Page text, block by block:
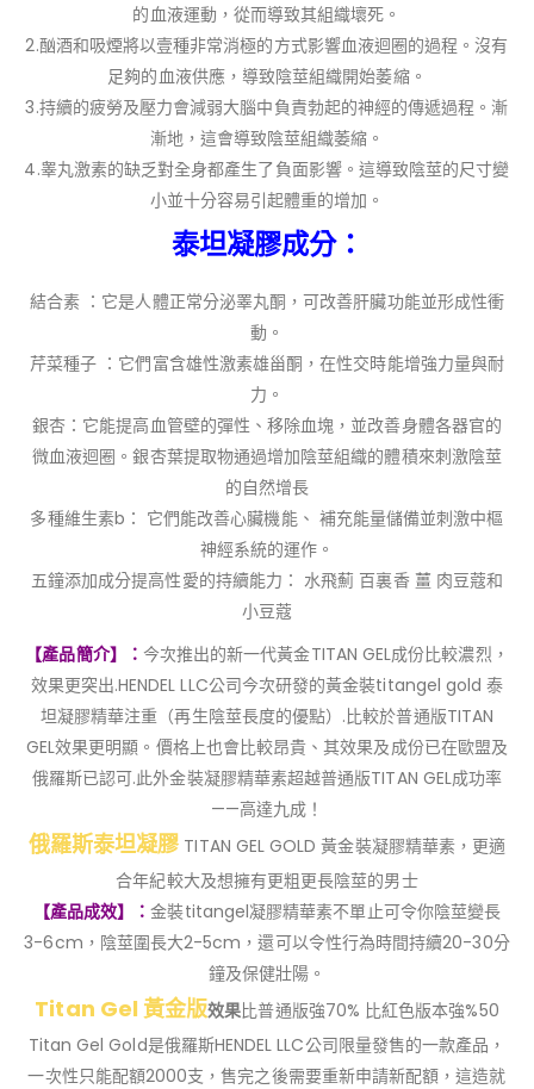
的血液運動，從而導致其組織壞死。
2.酗酒和吸煙將以壹種非常消極的方式影響血液迴圈的過程。沒有
足夠的血液供應，導致陰莖組織開始萎縮。
3.持續的疲勞及壓力會減弱大腦中負責勃起的神經的傳遞過程。漸
漸地，這會導致陰莖組織萎縮。
4.睾丸激素的缺乏對全身都產生了負面影響。這導致陰莖的尺寸變
小並十分容易引起體重的增加。
泰坦凝膠成分：
結合素 ：它是人體正常分泌睪丸酮，可改善肝臟功能並形成性衝
動。
芹菜種子 ：它們富含雄性激素雄甾酮，在性交時能增強力量與耐
力。
銀杏：它能提高血管壁的彈性、移除血塊，並改善身體各器官的
微血液迴圈。銀杏葉提取物通過增加陰莖組織的體積來刺激陰莖
的自然增長
多種維生素b： 它們能改善心臟機能、 補充能量儲備並刺激中樞
神經系統的運作。
五鐘添加成分提高性愛的持續能力： 水飛薊 百裏香 薑 肉豆蔻和
小豆蔻
【產品簡介】： 今次推出的新一代黃金TITAN GEL成份比較濃烈，
效果更突出.HENDEL LLC公司今次研發的黃金裝titangel gold 泰
坦凝膠精華注重（再生陰莖長度的優點）.比較於普通版TITAN
GEL效果更明顯。價格上也會比較昂貴、其效果及成份已在歐盟及
俄羅斯已認可.此外金裝凝膠精華素超越普通版TITAN GEL成功率
——高達九成！
俄羅斯泰坦凝膠 TITAN GEL GOLD 黃金裝凝膠精華素，更適
合年紀較大及想擁有更粗更長陰莖的男士
【產品成效】：金裝titangel凝膠精華素不單止可令你陰莖變長
3-6cm，陰莖圍長大2-5cm，還可以令性行為時間持續20-30分
鐘及保健壯陽。
Titan Gel 黃金版效果比普通版強70% 比紅色版本強%50
Titan Gel Gold是俄羅斯HENDEL LLC公司限量發售的一款產品，
一次性只能配額2000支，售完之後需要重新申請新配額，這造就